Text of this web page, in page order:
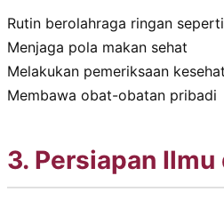
Rutin berolahraga ringan
Menjaga pola makan sehat
Melakukan pemeriksaan
Membawa obat-obatan pribadi
3. Persiapan